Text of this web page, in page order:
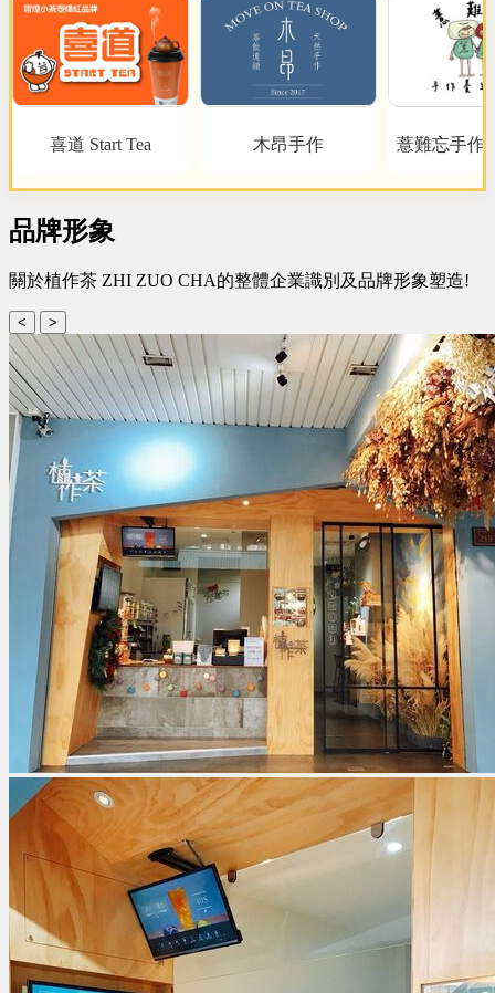
喜道 Start Tea 木昂手作 薏難忘手作
品牌形象
關於植作茶 ZHI ZUO CHA的整體企業識別及品牌形象塑造!
< >